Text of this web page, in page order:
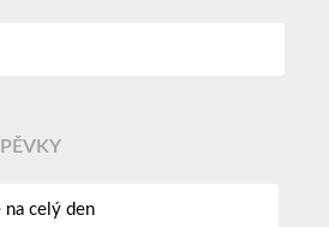
na celý den